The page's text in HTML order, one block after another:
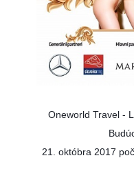
Európa
Britské ostrovy a Írsko
Pobrežie Európy
Severozápadná Európa
Kanárske ostrovy
Oneworld Travel -
21. októbra 2017